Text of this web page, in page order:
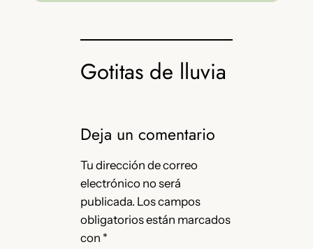
Gotitas de lluvia
Deja un comentario
Tu dirección de correo
electrónico no será
publicada. Los campos
obligatorios están marcados
con *